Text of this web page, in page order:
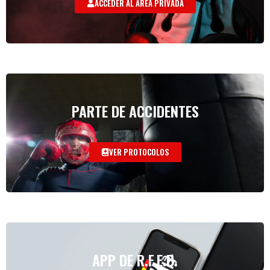
ACCEDER AL AREA PRIVADA
PARTE DE ACCIDENTES
VER PROTOCOLOS
APP DE R.F.E.B.